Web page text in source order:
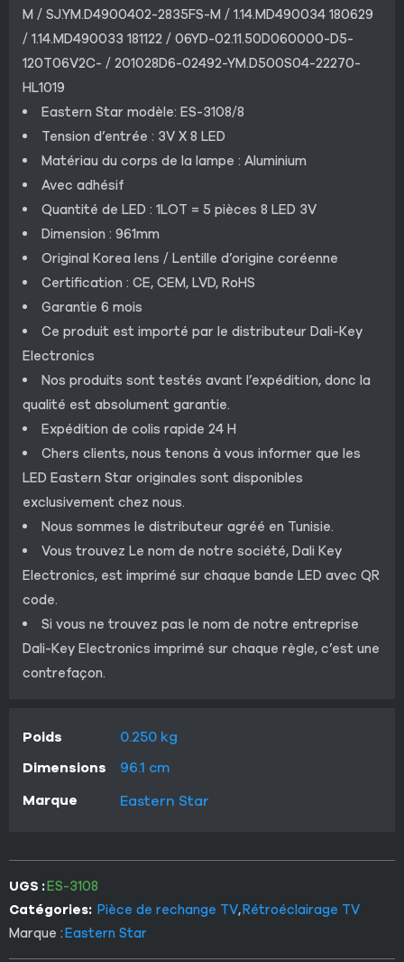
M / SJ.YM.D4900402-2835FS-M / 1.14.MD490034 180629
/ 1.14.MD490033 181122 / 06YD-02.11.50D060000-D5-
120T06V2C- / 201028D6-02492-YM.D500S04-22270-
HL1019
Eastern Star modèle: ES-3108/8
Tension d’entrée : 3V X 8 LED
Matériau du corps de la lampe : Aluminium
Avec adhésif
Quantité de LED : 1LOT = 5 pièces 8 LED 3V
Dimension : 961mm
Original Korea lens / Lentille d’origine coréenne
Certification : CE, CEM, LVD, RoHS
Garantie 6 mois
Ce produit est importé par le distributeur Dali-Key
Electronics
Nos produits sont testés avant l’expédition, donc la
qualité est absolument garantie.
Expédition de colis rapide 24 H
Chers clients, nous tenons à vous informer que les
LED Eastern Star originales sont disponibles
exclusivement chez nous.
Nous sommes le distributeur agréé en Tunisie.
Vous trouvez Le nom de notre société, Dali Key
Electronics, est imprimé sur chaque bande LED avec QR
code.
Si vous ne trouvez pas le nom de notre entreprise
Dali-Key Electronics imprimé sur chaque règle, c’est une
contrefaçon.
Poids
0.250 kg
Dimensions
96.1 cm
Marque
Eastern Star
UGS :ES-3108
Catégories: Pièce de rechange TV,Rétroéclairage TV
Marque :Eastern Star